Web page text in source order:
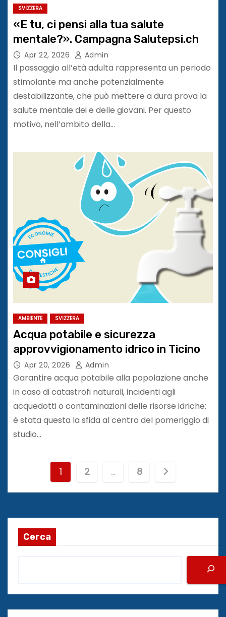
SVIZZERA
«E tu, ci pensi alla tua salute
mentale?». Campagna Salutepsi.ch
Apr 22, 2026 Admin
Il passaggio all’età adulta rappresenta un periodo
stimolante ma anche potenzialmente
destabilizzante, che può mettere a dura prova la
salute mentale dei e delle giovani. Per questo
motivo, nell’ambito della…
AMBIENTE SVIZZERA
Acqua potabile e sicurezza
approvvigionamento idrico in Ticino
Apr 20, 2026 Admin
Garantire acqua potabile alla popolazione anche
in caso di catastrofi naturali, incidenti agli
acquedotti o contaminazioni delle risorse idriche:
è stata questa la sfida al centro del pomeriggio di
studio…
a
g
i
z
1 2 … 8
Cerca